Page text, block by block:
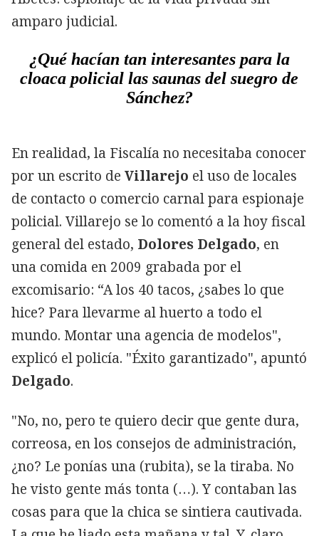
amparo judicial.
¿Qué hacían tan interesantes para la
cloaca policial las saunas del suegro de
Sánchez?
En realidad, la Fiscalía no necesitaba conocer
por un escrito de Villarejo el uso de locales
de contacto o comercio carnal para espionaje
policial. Villarejo se lo comentó a la hoy fiscal
general del estado, Dolores Delgado, en
una comida en 2009 grabada por el
excomisario: “A los 40 tacos, ¿sabes lo que
hice? Para llevarme al huerto a todo el
mundo. Montar una agencia de modelos",
explicó el policía. "Éxito garantizado", apuntó
Delgado.
"No, no, pero te quiero decir que gente dura,
correosa, en los consejos de administración,
¿no? Le ponías una (rubita), se la tiraba. No
he visto gente más tonta (…). Y contaban las
cosas para que la chica se sintiera cautivada.